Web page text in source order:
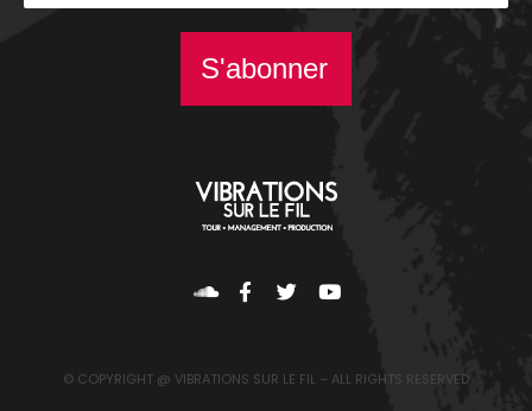
S'abonner
© COPYRIGHT @ VIBRATIONS SUR LE FIL – ALL RIGHTS RESERVED